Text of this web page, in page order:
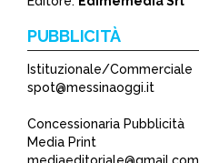
PUBBLICITÀ
Istituzionale/Commerciale
spot@messinaoggi.it
Concessionaria Pubblicità
Media Print